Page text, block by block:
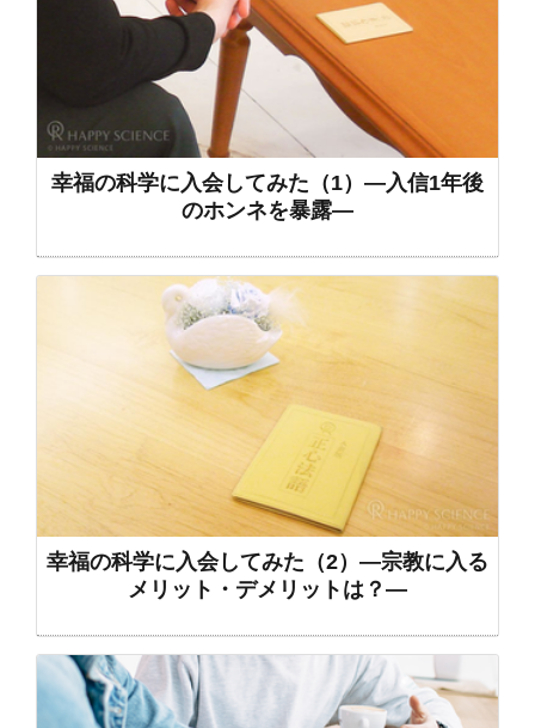
幸福の科学に入会してみた（1）―入信1年後
のホンネを暴露―
幸福の科学に入会してみた（2）―宗教に入る
メリット・デメリットは？―